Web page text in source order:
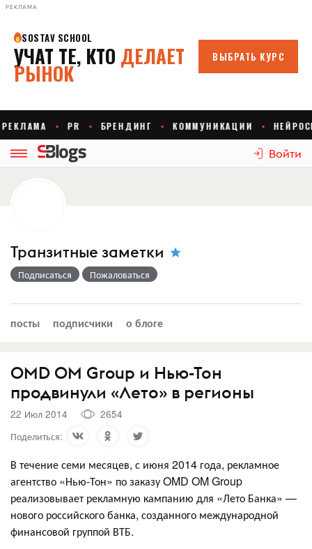
РЕКЛАМА
Войти
Транзитные заметки
Подписаться Пожаловаться
посты подписчики о блоге
OMD OM Group и Нью-Тон
продвинули «Лето» в регионы
22 Июл 2014
2654
Поделиться:
В течение семи месяцев, с июня 2014 года, рекламное
агентство «Нью-Тон» по заказу OMD OM Group
реализовывает рекламную кампанию для «Лето Банка» —
нового российского банка, созданного международной
финансовой группой ВТБ.